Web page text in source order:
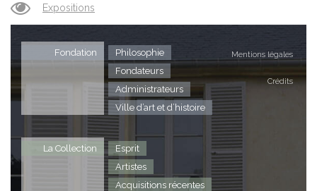
Expositions
Mentions légales
Crédits
Fondation
Philosophie
Fondateurs
Administrateurs
Ville d’art et d’histoire
La Collection
Esprit
Artistes
Acquisitions récentes